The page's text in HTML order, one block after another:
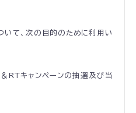
いて、次の目的のために利用い
＆RTキャンペーンの抽選及び当